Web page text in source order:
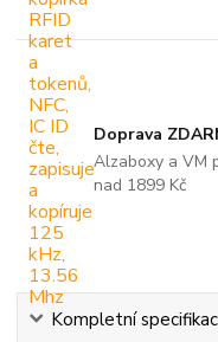
Doprava
Alzaboxy a VM
nad 1899 Kč
Kompletní